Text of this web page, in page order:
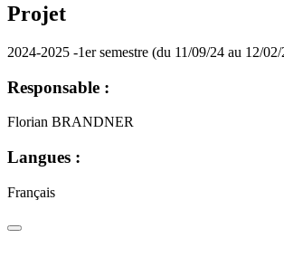
Projet
2024-2025 -1er semestre (du 11/09/24 au 12/
Responsable :
Florian BRANDNER
Langues :
Français